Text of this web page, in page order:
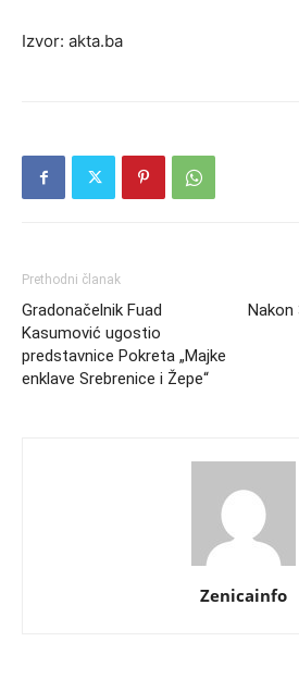
Izvor: akta.ba
Prethodni članak
Gradonačelnik Fuad
Kasumović ugostio
predstavnice Pokreta „Majke
enklave Srebrenice i Žepe“
Nakon
Zenicainfo